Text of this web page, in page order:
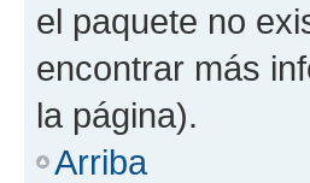
el paquete no
encontrar más
la página).
Arriba